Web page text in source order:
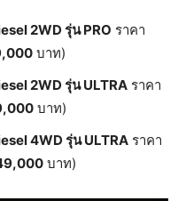
2WD รุ่นPRO ราคา
บาท)
2WD รุ่นULTRA ราคา
บาท)
4WD รุ่นULTRA ราคา
บาท)